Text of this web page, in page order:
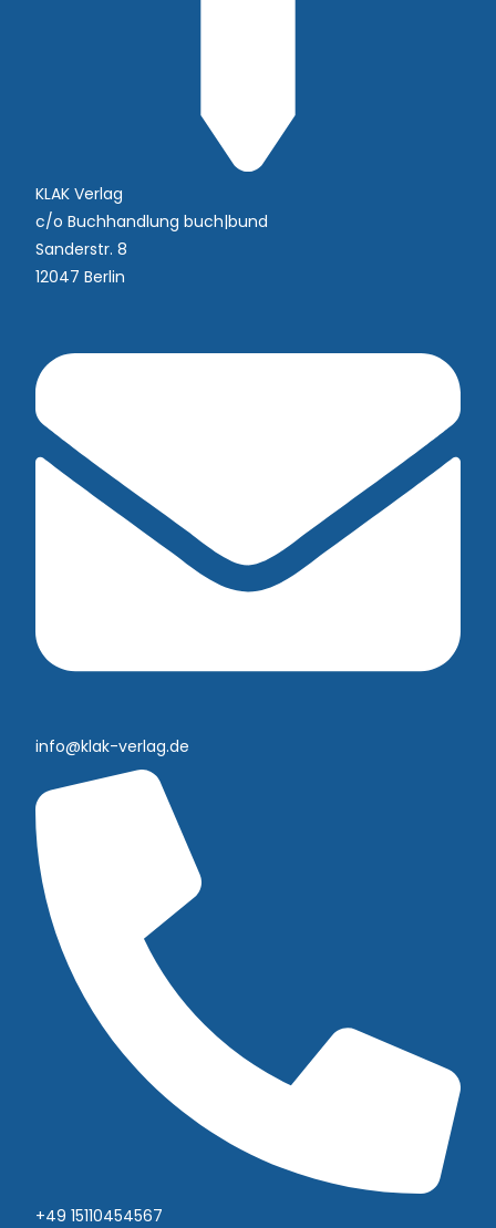
KLAK Verlag
c/o Buchhandlung buch|bund
Sanderstr. 8
12047 Berlin
info@klak-verlag.de
+49 15110454567